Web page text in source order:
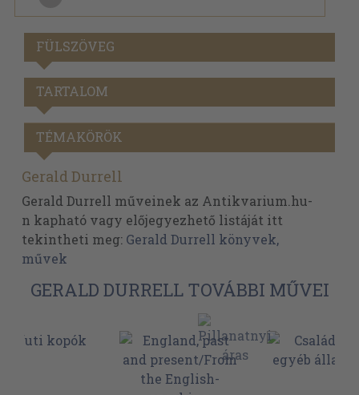
FÜLSZÖVEG
TARTALOM
TÉMAKÖRÖK
Gerald Durrell
Gerald Durrell műveinek az Antikvarium.hu-
n kapható vagy előjegyezhető listáját itt
tekintheti meg: Gerald Durrell könyvek,
művek
GERALD DURRELL TOVÁBBI MŰVEI